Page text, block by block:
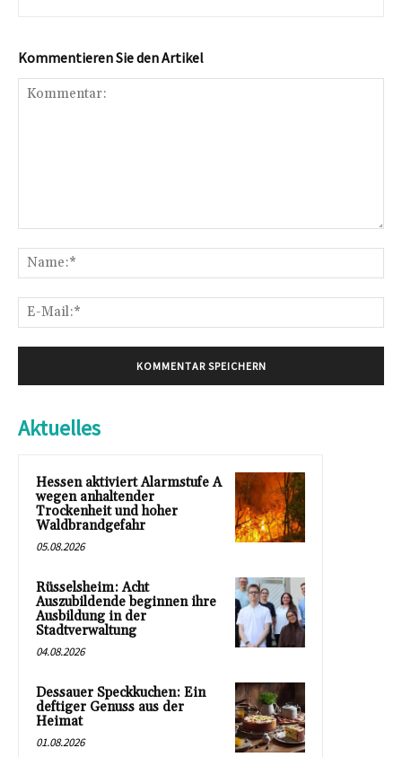
Kommentieren Sie den Artikel
Aktuelles
Hessen aktiviert Alarmstufe A
wegen anhaltender
Trockenheit und hoher
Waldbrandgefahr
05.08.2026
Rüsselsheim: Acht
Auszubildende beginnen ihre
Ausbildung in der
Stadtverwaltung
04.08.2026
Dessauer Speckkuchen: Ein
deftiger Genuss aus der
Heimat
01.08.2026